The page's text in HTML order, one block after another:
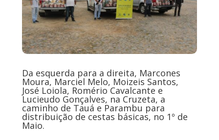
Da esquerda para a direita, Marcones
Moura, Marciel Melo, Moizeis Santos,
José Loiola, Romério Cavalcante e
Lucieudo Gonçalves, na Cruzeta, a
caminho de Tauá e Parambu para
distribuição de cestas básicas, no 1º de
Maio.